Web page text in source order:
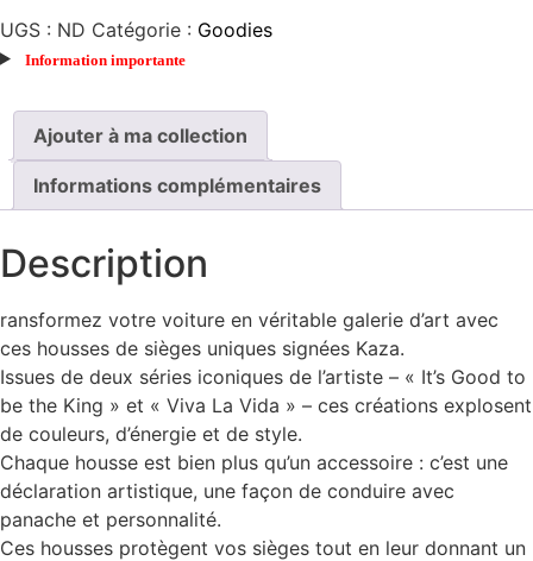
UGS : ND Catégorie : Goodies
Information importante
Ajouter à ma collection
Informations complémentaires
Description
ransformez votre voiture en véritable galerie d’art avec
ces housses de sièges uniques signées Kaza.
Issues de deux séries iconiques de l’artiste – « It’s Good to
be the King » et « Viva La Vida » – ces créations explosent
de couleurs, d’énergie et de style.
Chaque housse est bien plus qu’un accessoire : c’est une
déclaration artistique, une façon de conduire avec
panache et personnalité.
Ces housses protègent vos sièges tout en leur donnant un